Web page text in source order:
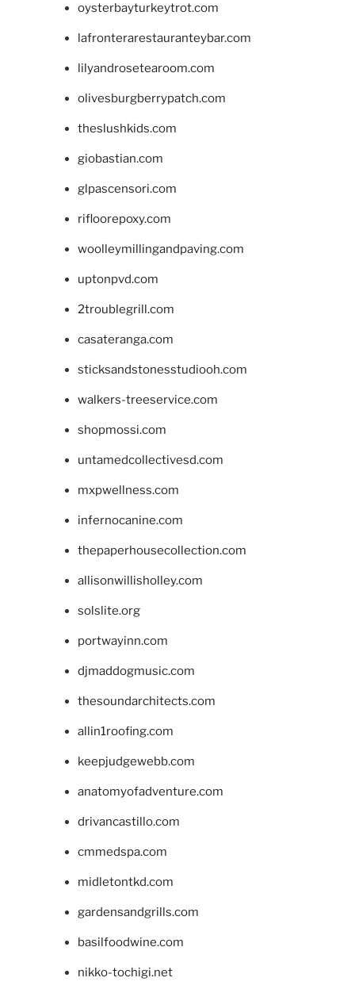
oysterbayturkeytrot.com
lafronterarestauranteybar.com
lilyandrosetearoom.com
olivesburgberrypatch.com
theslushkids.com
giobastian.com
glpascensori.com
rifloorepoxy.com
woolleymillingandpaving.com
uptonpvd.com
2troublegrill.com
casateranga.com
sticksandstonesstudiooh.com
walkers-treeservice.com
shopmossi.com
untamedcollectivesd.com
mxpwellness.com
infernocanine.com
thepaperhousecollection.com
allisonwillisholley.com
solslite.org
portwayinn.com
djmaddogmusic.com
thesoundarchitects.com
allin1roofing.com
keepjudgewebb.com
anatomyofadventure.com
drivancastillo.com
cmmedspa.com
midletontkd.com
gardensandgrills.com
basilfoodwine.com
nikko-tochigi.net